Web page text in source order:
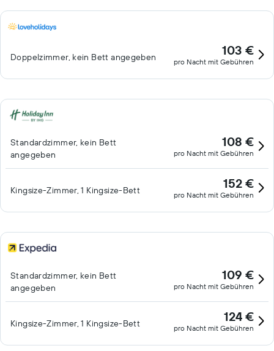
Doppelzimmer, kein Bett angegeben 103 €
pro Nacht mit Gebühren
Standardzimmer, kein Bett
angegeben
108 €
pro Nacht mit Gebühren
Kingsize-Zimmer, 1 Kingsize-Bett 152 €
pro Nacht mit Gebühren
Standardzimmer, kein Bett
angegeben
109 €
pro Nacht mit Gebühren
Kingsize-Zimmer, 1 Kingsize-Bett 124 €
pro Nacht mit Gebühren